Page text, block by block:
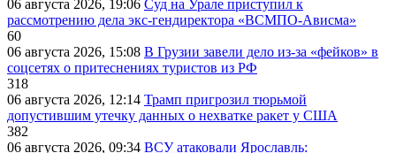
06 августа 2026, 19:06 Суд на Урале приступил к
рассмотрению дела экс-гендиректора «ВСМПО-Ависма»
60
06 августа 2026, 15:08 В Грузии завели дело из-за «фейков» в
соцсетях о притеснениях туристов из РФ
318
06 августа 2026, 12:14 Трамп пригрозил тюрьмой
допустившим утечку данных о нехватке ракет у США
382
06 августа 2026, 09:34 ВСУ атаковали Ярославль: